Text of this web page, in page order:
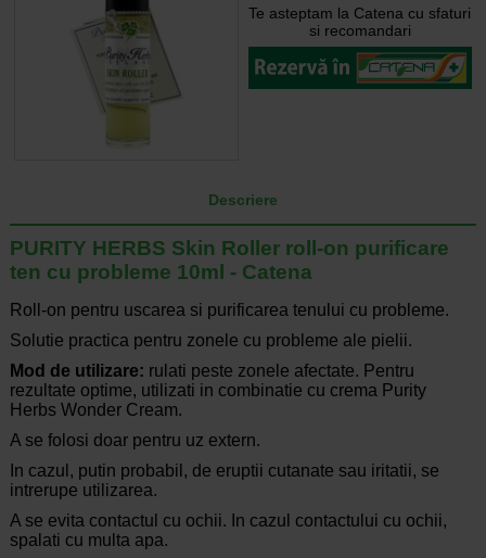
Te asteptam la Catena cu sfaturi
si recomandari
Descriere
PURITY HERBS Skin Roller roll-on purificare
ten cu probleme 10ml - Catena
Roll-on pentru uscarea si purificarea tenului cu probleme.
Solutie practica pentru zonele cu probleme ale pielii.
Mod de utilizare: rulati peste zonele afectate. Pentru
rezultate optime, utilizati in combinatie cu crema Purity
Herbs Wonder Cream.
A se folosi doar pentru uz extern.
In cazul, putin probabil, de eruptii cutanate sau iritatii, se
intrerupe utilizarea.
A se evita contactul cu ochii. In cazul contactului cu ochii,
spalati cu multa apa.